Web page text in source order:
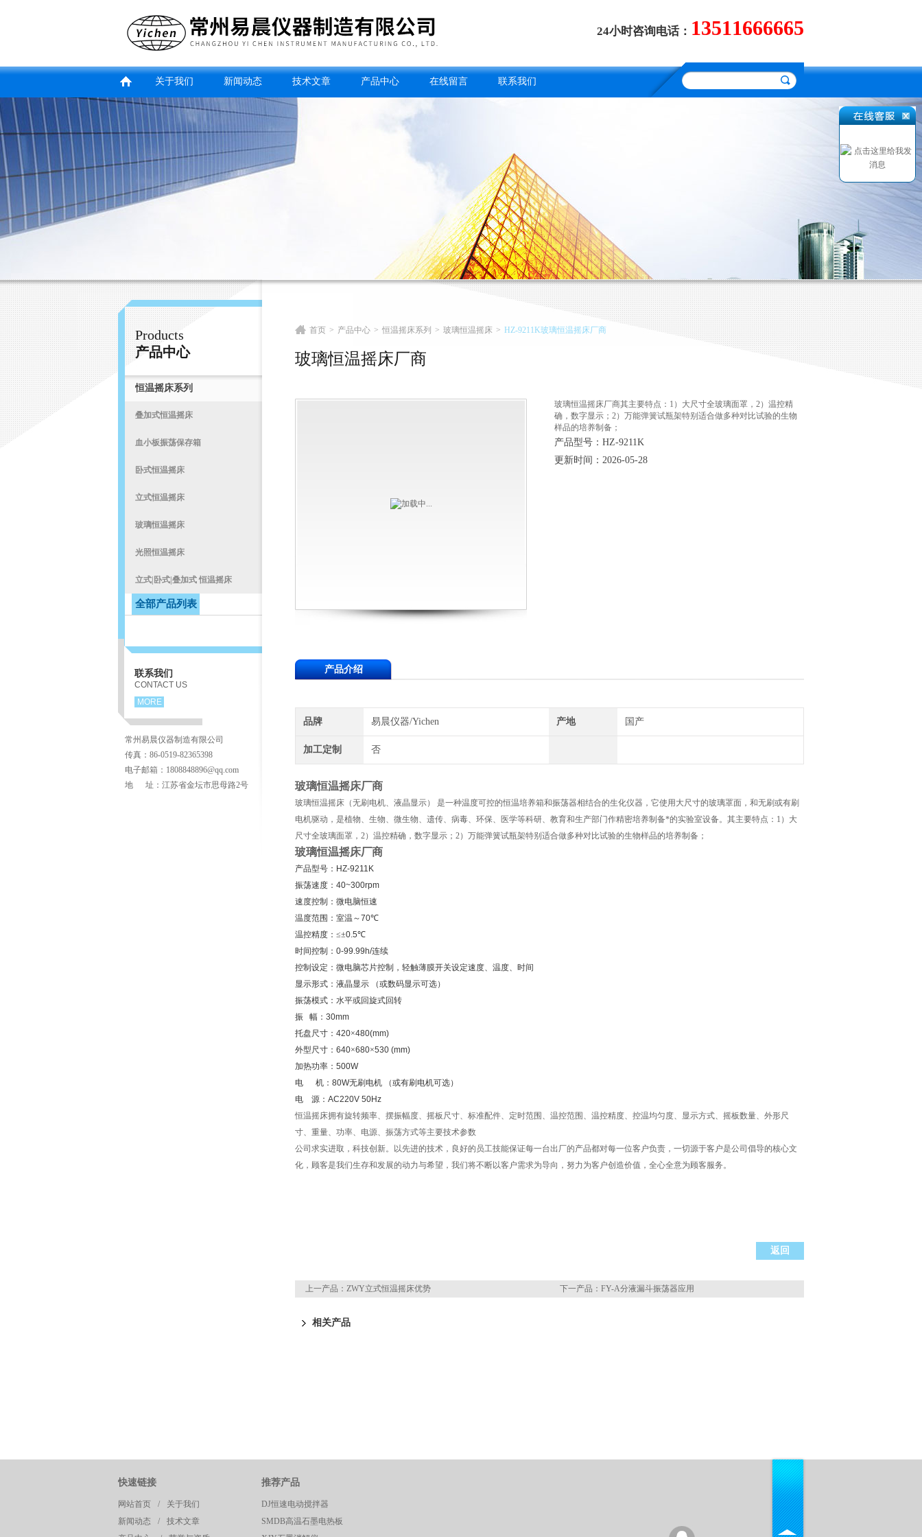
常州易晨仪器制造有限公司
24小时咨询电话： 13511666665
关于我们 新闻动态 技术文章 产品中心 在线留言 联系我们
Products
产品中心
恒温摇床系列
叠加式恒温摇床
血小板振荡保存箱
卧式恒温摇床
立式恒温摇床
玻璃恒温摇床
光照恒温摇床
立式|卧式|叠加式 恒温摇床
全部产品列表
联系我们
CONTACT US
MORE
常州易晨仪器制造有限公司
传真：86-0519-82365398
电子邮箱：1808848896@qq.com
地 址：江苏省金坛市思母路2号
首页 > 产品中心 > 恒温摇床系列 > 玻璃恒温摇床 > HZ-9211K玻璃恒温摇床厂商
玻璃恒温摇床厂商
玻璃恒温摇床厂商其主要特点：1）大尺寸全玻璃面罩，2）温控精
确，数字显示；2）万能弹簧试瓶架特别适合做多种对比试验的生物
样品的培养制备；
产品型号：HZ-9211K
更新时间：2026-05-28
产品介绍
品牌 易晨仪器/Yichen 产地 国产
加工定制 否
玻璃恒温摇床厂商
玻璃恒温摇床（无刷电机、液晶显示） 是一种温度可控的恒温培养箱和振荡器相结合的生化仪器，它使用大尺寸的玻璃罩面，和无刷或有刷
电机驱动，是植物、生物、微生物、遗传、病毒、环保、医学等科研、教育和生产部门作精密培养制备*的实验室设备。其主要特点：1）大
尺寸全玻璃面罩，2）温控精确，数字显示；2）万能弹簧试瓶架特别适合做多种对比试验的生物样品的培养制备；
玻璃恒温摇床厂商
产品型号： HZ-9211K
振荡速度： 40~300rpm
速度控制：微电脑恒速
温度范围：室温～70℃
温控精度：≤±0.5℃
时间控制： 0-99.99h/连续
控制设定：微电脑芯片控制，轻触薄膜开关设定速度、温度、时间
显示形式： 液晶显示
（或数码显示可选）
振荡模式：水平或回旋式回转
振 幅： 30mm
托盘尺寸： 420×480(mm)
外型尺寸： 640×680×530 (mm)
加热功率： 500W
电
机： 80W无刷电机 （或有刷电机可选）
电
源： AC220V 50Hz
恒温摇床拥有旋转频率、摆振幅度、摇板尺寸、标准配件、定时范围、温控范围、温控精度、控温均匀度、显示方式、摇板数量、外形尺
寸、重量、功率、电源、振荡方式等主要技术参数
公司求实进取，科技创新。以先进的技术，良好的员工技能保证每一台出厂的产品都对每一位客户负责，一切源于客户是公司倡导的核心文
化，顾客是我们生存和发展的动力与希望，我们将不断以客户需求为导向，努力为客户创造价值，全心全意为顾客服务。
返回
上一产品： ZWY立式恒温摇床优势 下一产品： FY-A分液漏斗振荡器应用
相关产品
快速链接
网站首页 /
关于我们
新闻动态
/
技术文章
推荐产品
DJ恒速电动搅拌器
SMDB高温石墨电热板